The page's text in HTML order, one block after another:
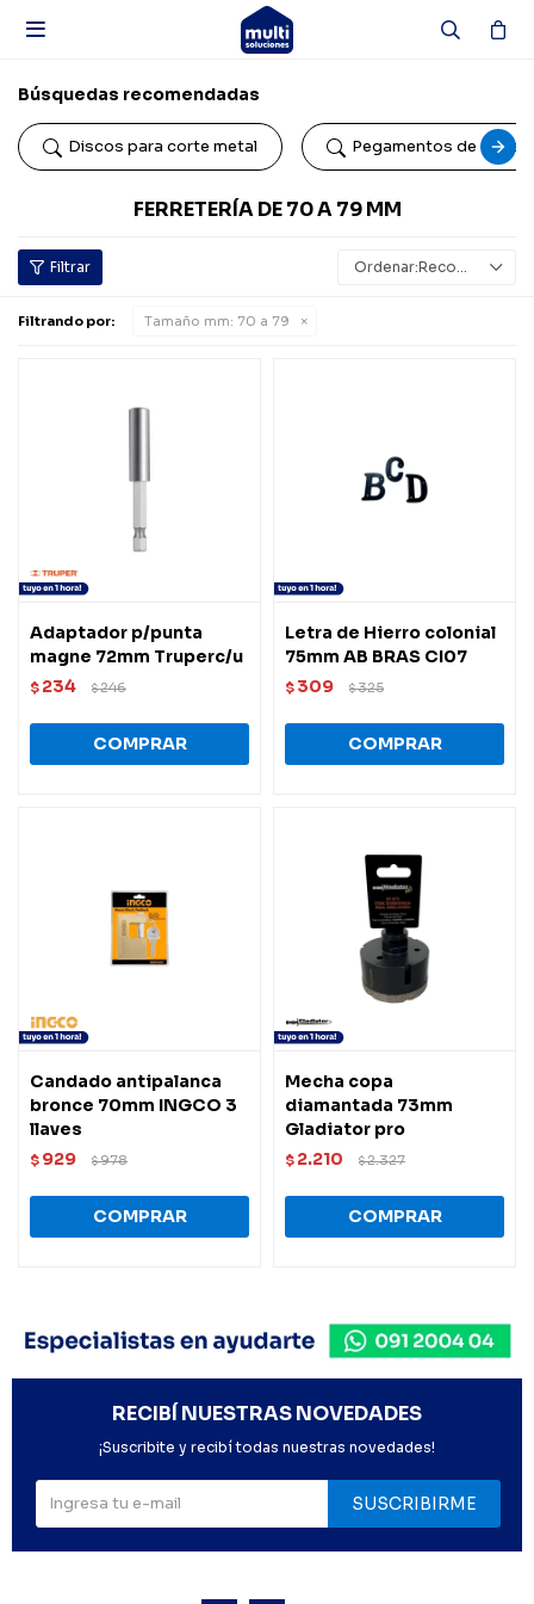

Búsquedas recomendadas
Discos para corte metal Pegamentos de
FERRETERÍA DE 70 A 79 MM
Recomendados
Filtrando por: Tamaño mm: 70 a 79
Adaptador p/punta
magne 72mm Truperc/u
$ 234 $246
Letra de Hierro colonial
75mm AB BRAS CI07
$ 309 $325
Candado antipalanca
bronce 70mm INGCO 3
llaves
$ 929 $978
Mecha copa
diamantada 73mm
Gladiator pro
$ 2.210 $2.327
RECIBÍ NUESTRAS NOVEDADES
¡Suscribite y recibí todas nuestras novedades!
SUSCRIBIRME